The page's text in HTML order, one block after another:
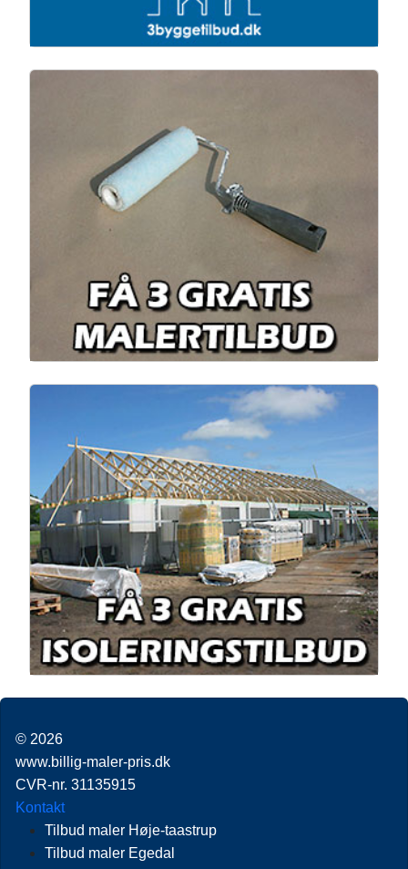
© 2026
www.billig-maler-pris.dk
CVR-nr. 31135915
Kontakt
Tilbud maler Høje-taastrup
Tilbud maler Egedal